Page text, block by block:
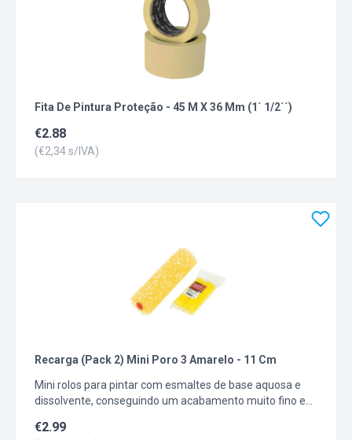
Fita De Pintura Proteção - 45 M X 36 Mm (1´ 1/2´´)
€2.88
(€2,34s/IVA)
Recarga (Pack 2) Mini Poro 3 Amarelo - 11 Cm
Mini rolos para pintar com esmaltes de base aquosa e
dissolvente, conseguindo um acabamento muito fino e
€2.99